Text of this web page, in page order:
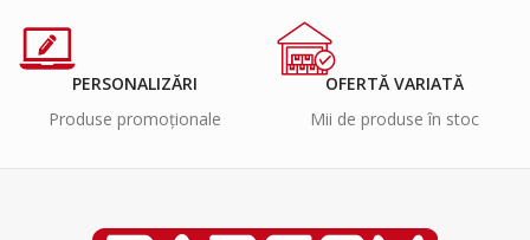
PERSONALIZĂRI
Produse promoționale
OFERTĂ VARIATĂ
Mii de produse în stoc